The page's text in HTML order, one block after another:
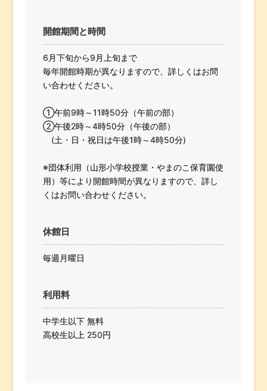
開館期間と時間
6月下旬から9月上旬まで
毎年開館時期が異なりますので、詳しくはお問
い合わせください。
①午前9時～11時50分（午前の部）
②午後2時～4時50分（午後の部）
(土・日・祝日は午後1時～4時50分)
※団体利用（山形小学校授業・やまのこ保育園使
用）等により開館時間が異なりますので、詳し
くはお問い合わせください。
休館日
毎週月曜日
利用料
中学生以下 無料
高校生以上 250円